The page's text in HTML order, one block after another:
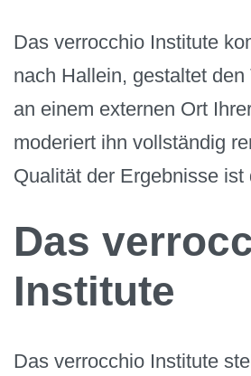
Das verrocchio Institute
nach Hallein, gestaltet den
an einem externen Ort
moderiert ihn vollständig
Qualität der Ergebnisse ist
Das
Institute
Das verrocchio Institute